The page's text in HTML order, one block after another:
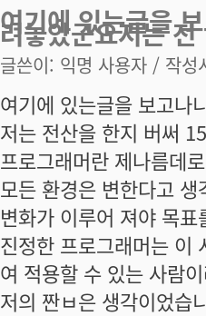
여기에 있는글을
려놓았군요저는 전
글쓴이: 익명 사용자 / 작성
여기에 있는글을 보고나
저는 전산을 한지 버써
프로그래머란 제나름데
모든 환경은 변한다고
변화가 이루어 져야 목
진정한 프로그래머는 이
여 적용할 수 있는 사람
저의 짠ㅂ은 생각이었습